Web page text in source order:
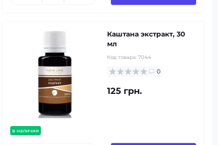
в наличии
Каштана экстракт, 30
мл
Код товара: 7044
0
125 грн.